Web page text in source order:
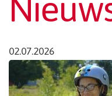
02.07.2026